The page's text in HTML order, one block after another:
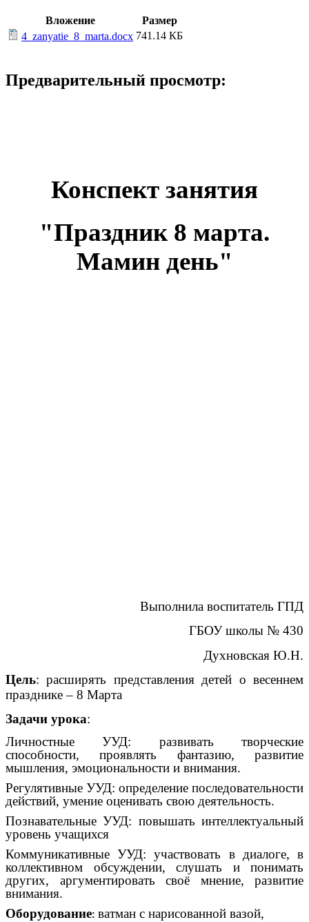
Вложение
Размер
4_zanyatie_8_marta.docx 741.14 КБ
Предварительный просмотр:
Конспект занятия
"Праздник 8 марта.
Мамин день"
Выполнила воспитатель ГПД
ГБОУ школы № 430
Духновская Ю.Н.
Цель: расширять представления детей о весеннем
празднике – 8 Марта
Задачи урока:
Личностные УУД: развивать творческие
способности, проявлять фантазию, развитие
мышления, эмоциональности и внимания.
Регулятивные УУД: определение последовательности
действий, умение оценивать свою деятельность.
Познавательные УУД: повышать интеллектуальный
уровень учащихся
Коммуникативные УУД: участвовать в диалоге, в
коллективном обсуждении, слушать и понимать
других, аргументировать своё мнение, развитие
внимания.
Оборудование: ватман с нарисованной вазой,